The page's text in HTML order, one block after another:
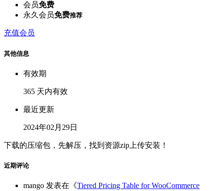
会员免费
永久会员免费推荐
充值会员
其他信息
有效期
365 天内有效
最近更新
2024年02月29日
下载的压缩包，先解压，找到资源zip上传安装！
近期评论
mango 发表在《Tiered Pricing Table for WooCommerce